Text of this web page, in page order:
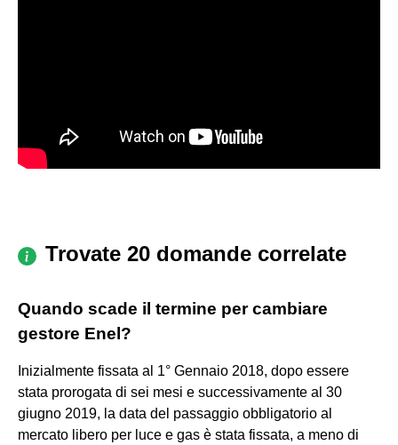
Trovate 20 domande correlate
Quando scade il termine per cambiare
gestore Enel?
Inizialmente fissata al 1° Gennaio 2018, dopo essere
stata prorogata di sei mesi e successivamente al 30
giugno 2019, la data del passaggio obbligatorio al
mercato libero per luce e gas è stata fissata, a meno di